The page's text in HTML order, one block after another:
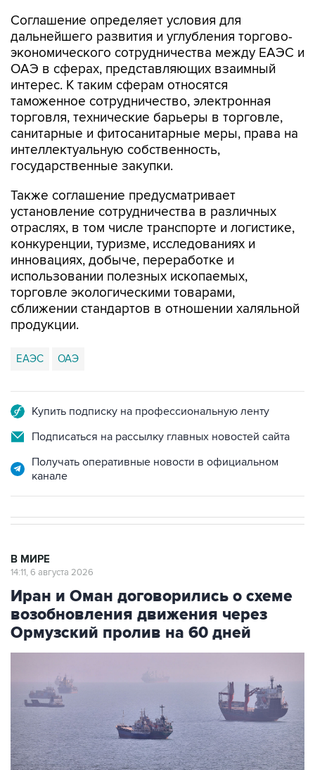
Соглашение определяет условия для
дальнейшего развития и углубления торгово-
экономического сотрудничества между ЕАЭС и
ОАЭ в сферах, представляющих взаимный
интерес. К таким сферам относятся
таможенное сотрудничество, электронная
торговля, технические барьеры в торговле,
санитарные и фитосанитарные меры, права на
интеллектуальную собственность,
государственные закупки.
Также соглашение предусматривает
установление сотрудничества в различных
отраслях, в том числе транспорте и логистике,
конкуренции, туризме, исследованиях и
инновациях, добыче, переработке и
использовании полезных ископаемых,
торговле экологическими товарами,
сближении стандартов в отношении халяльной
продукции.
ЕАЭС ОАЭ
Купить подписку на профессиональную ленту
Подписаться на рассылку главных новостей сайта
Получать оперативные новости в официальном
канале
В МИРЕ
14:11, 6 августа 2026
Иран и Оман договорились о схеме
возобновления движения через
Ормузский пролив на 60 дней